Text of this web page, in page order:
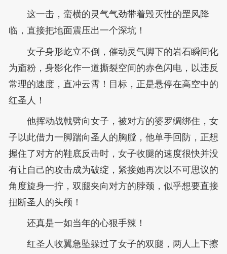
这一击，蛮横的灵气气劲带着毁灭性的罡风降
临，直接把地面震压出一个深坑！
女子身形屹立不倒，催动灵气脚下的岩石瞬间化
为齑粉，身影化作一道撕裂空间的赤色闪电，以违反
常理的速度，直冲云霄！目标，正是悬停在高空中的
红圣人！
他挥动战戟劈向女子，被对方的婆罗绸绑住，女
子以此借力一脚踹向圣人的胸膛，他单手回防，正想
握住了对方的鞋底反击时，女子收腿的速度很快并没
有让自己的攻击成为破绽，紧接她再次以不可思议的
角度旋身一拧，双腿夹向对方的脖颈，似乎想要直接
扭断圣人的头颅！
还真是一如当年的心狠手辣！
红圣人收翼急坠躲过了女子的双腿，两人上下擦